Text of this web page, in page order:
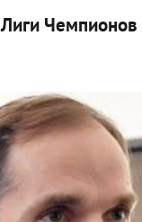
Чемпионов